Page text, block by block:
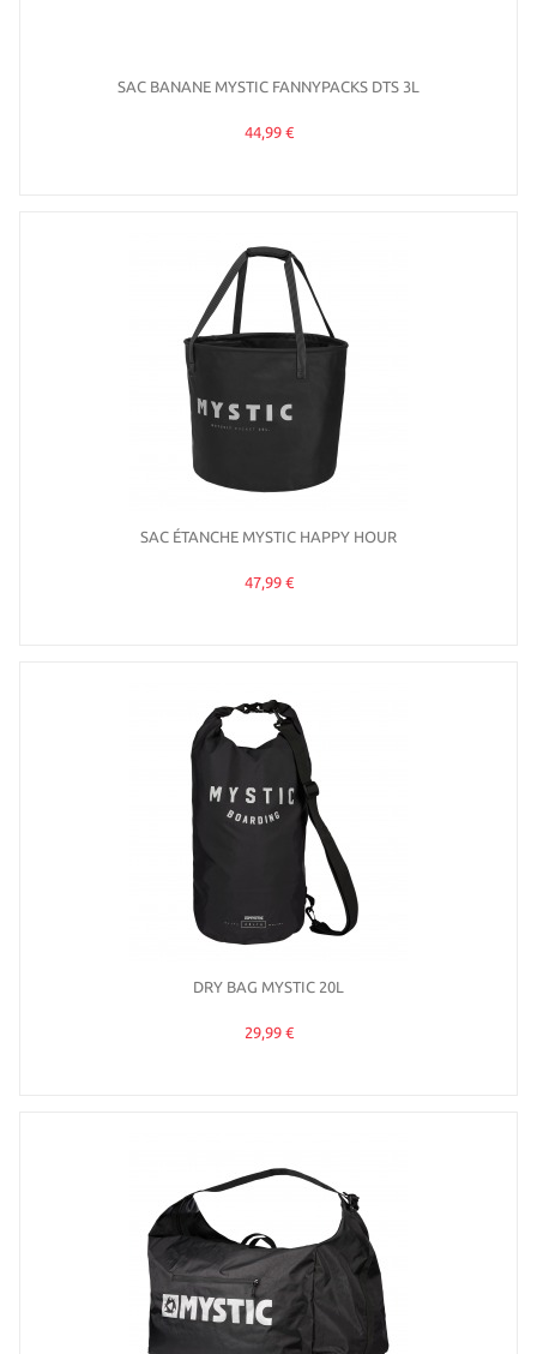
SAC BANANE MYSTIC FANNYPACKS DTS 3L
44,99 €
SAC ÉTANCHE MYSTIC HAPPY HOUR
47,99 €
DRY BAG MYSTIC 20L
29,99 €